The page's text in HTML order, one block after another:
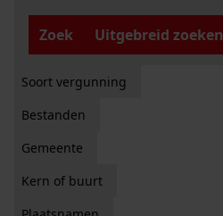
Zoek
Uitgebreid zoeken
Soort vergunning
Bestanden
Gemeente
Kern of buurt